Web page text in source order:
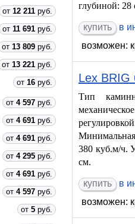
от 12 211 руб.
от 11 691 руб.
от 13 809 руб.
от 13 221 руб.
от 16 руб.
от 4 597 руб.
от 4 691 руб.
от 4 691 руб.
от 4 295 руб.
от 4 691 руб.
от 4 597 руб.
от 5 руб.
глубиной: 28
в
возможен:
Lex BRIG
Тип
Минимальная
380 куб.м/ч.
см.
в
возможен: